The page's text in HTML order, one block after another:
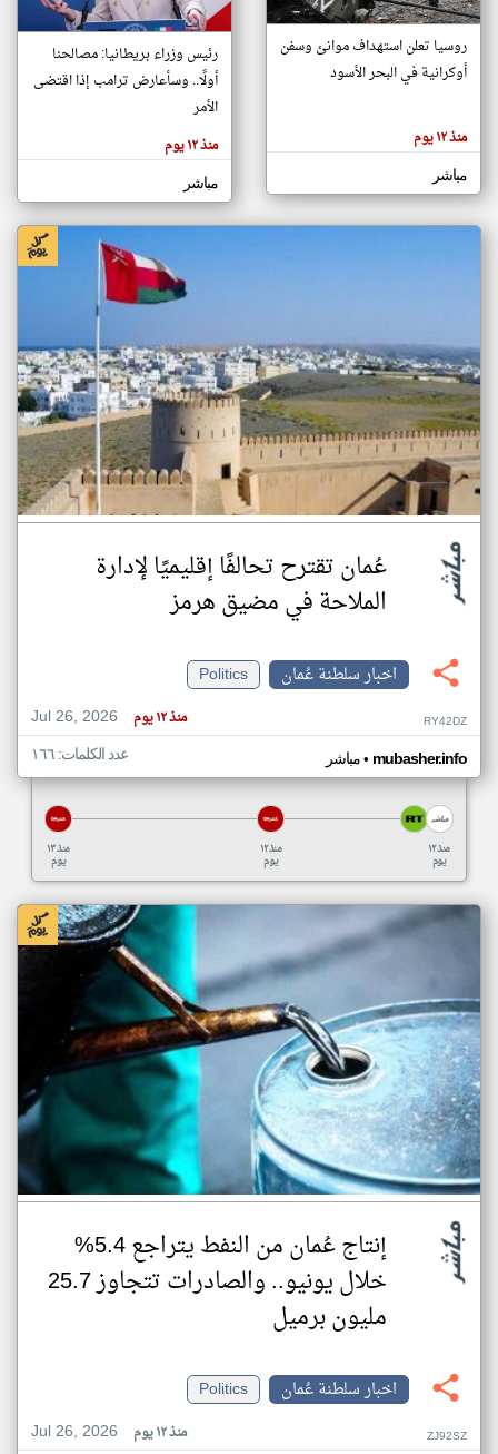
تغيير الدولة
مصادر الأخبار من سلطنة عُمان
اخبار سلطنة عُمان على مدار الساعة
أهم اخبار سلطنة عُمان العاجلة والمباشرة
الموجوده
هنا عن
وجهة
كاتبيها.
روسيا تعلن استهداف موانئ وسفن
أوكرانية في البحر الأسود
منذ ١٢ يوم
مباشر
رئيس وزراء بريطانيا: مصالحنا
أولًا.. وسأعارض ترامب إذا اقتضى
الأمر
منذ ١٢ يوم
مباشر
عُمان تقترح تحالفًا إقليميًا لإدارة
الملاحة في مضيق هرمز
اخبار سلطنة عُمان
Politics
Jul 26, 2026
منذ ١٢ يوم RY42DZ
مباشر• mubasher.info عدد الكلمات: ١٦٦
منذ ١٣
يوم
منذ ١٢
يوم
منذ ١٢
يوم
إنتاج عُمان من النفط يتراجع 5.4%
خلال يونيو.. والصادرات تتجاوز 25.7
مليون برميل
اخبار سلطنة عُمان
Politics
Jul 26, 2026
منذ ١٢ يوم ZJ92SZ
klyoum.com